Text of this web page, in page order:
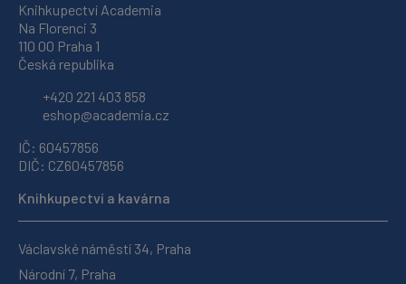
Knihkupectví Academia
Na Florenci 3
110 00 Praha 1
Česká republika
+420 221 403 858
eshop@academia.cz
IČ: 60457856
DIČ: CZ60457856
Knihkupectví a kavárna
Václavské náměstí 34, Praha
Národní 7, Praha